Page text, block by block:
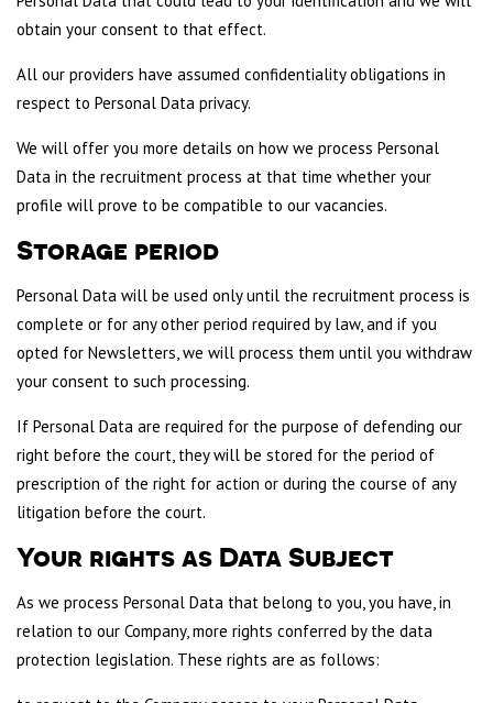
obtain your consent to that effect.
All our providers have assumed confidentiality obligations in
respect to Personal Data privacy.
We will offer you more details on how we process Personal
Data in the recruitment process at that time whether your
profile will prove to be compatible to our vacancies.
Storage period
Personal Data will be used only until the recruitment process is
complete or for any other period required by law, and if you
opted for Newsletters, we will process them until you withdraw
your consent to such processing.
If Personal Data are required for the purpose of defending our
right before the court, they will be stored for the period of
prescription of the right for action or during the course of any
litigation before the court.
Your rights as Data Subject
As we process Personal Data that belong to you, you have, in
relation to our Company, more rights conferred by the data
protection legislation. These rights are as follows: